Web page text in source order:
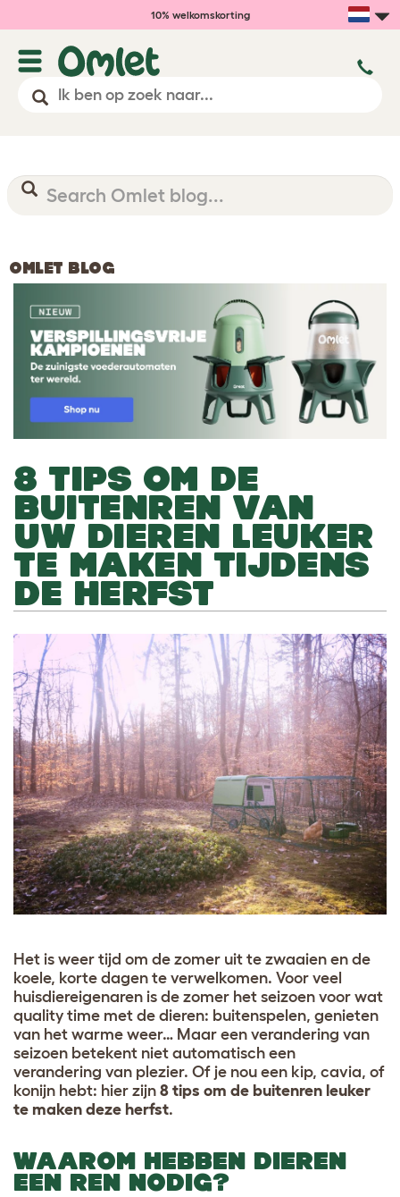
10% welkomskorting
OMLET BLOG
8 TIPS OM DE
BUITENREN VAN
UW DIEREN LEUKER
TE MAKEN TIJDENS
DE HERFST
Het is weer tijd om de zomer uit te zwaaien en de
koele, korte dagen te verwelkomen. Voor veel
huisdiereigenaren is de zomer het seizoen voor wat
quality time met de dieren: buitenspelen, genieten
van het warme weer… Maar een verandering van
seizoen betekent niet automatisch een
verandering van plezier. Of je nou een kip, cavia, of
konijn hebt: hier zijn 8 tips om de buitenren leuker
te maken deze herfst.
WAAROM HEBBEN DIEREN
EEN REN NODIG?